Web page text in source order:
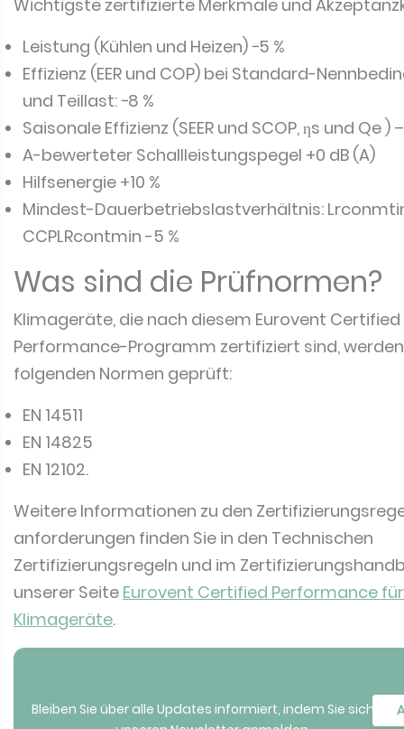
Wichtigste zertifizierte Merkmale und
Leistung (Kühlen und Heizen) −5 %
Effizienz (EER und COP) bei Standard-
und Teillast: −8 %
Saisonale Effizienz (SEER und SCOP, ƞs und Qe )
A-bewerteter Schallleistungspegel +0 dB (A)
Hilfsenergie +10 %
Mindest-Dauerbetriebslastverhältnis: Lrconmtin
CCPLRcontmin -5 %
Was sind die Prüfnormen?
Klimageräte, die nach diesem Eurovent Certified
Performance-Programm zertifiziert sind,
folgenden Normen geprüft:
EN 14511
EN 14825
EN 12102.
Weitere Informationen zu den
anforderungen finden Sie in den Technischen
Zertifizierungsregeln und im
unserer Seite Eurovent Certified Performance für
Klimageräte.
Bleiben Sie über alle Updates informiert, indem Sie sich für